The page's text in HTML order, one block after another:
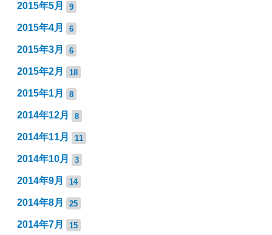
2015年5月 9
2015年4月 6
2015年3月 6
2015年2月 18
2015年1月 8
2014年12月 8
2014年11月 11
2014年10月 3
2014年9月 14
2014年8月 25
2014年7月 15